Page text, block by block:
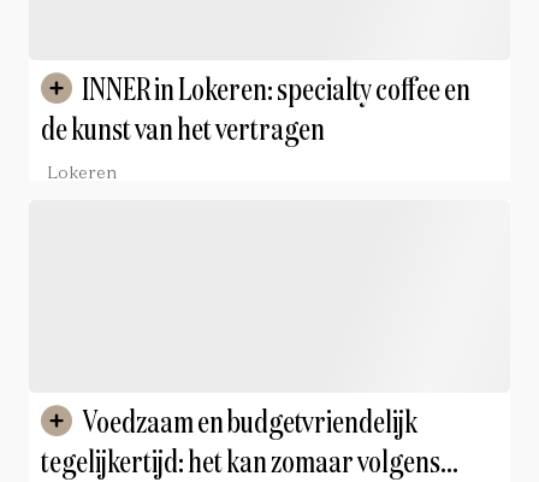
de kunst van het vertragen
Lokeren
tegelijkertijd: het kan zomaar volgens